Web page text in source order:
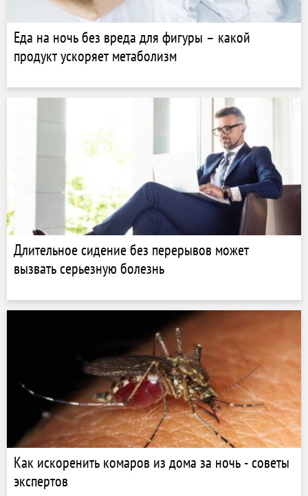
Еда на ночь без вреда для фигуры – какой
продукт ускоряет метаболизм
Длительное сидение без перерывов может
вызвать серьезную болезнь
Как искоренить комаров из дома за ночь - советы
экспертов